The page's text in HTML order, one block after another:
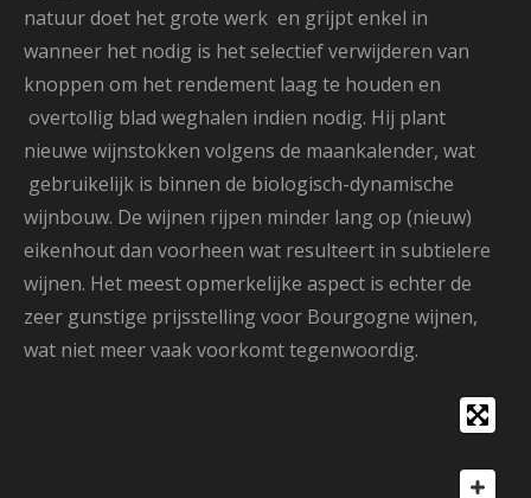
natuur doet het grote werk en grijpt enkel in
wanneer het nodig is het selectief verwijderen van
knoppen om het rendement laag te houden en
overtollig blad weghalen indien nodig. Hij plant
nieuwe wijnstokken volgens de maankalender, wat
gebruikelijk is binnen de biologisch-dynamische
wijnbouw. De wijnen rijpen minder lang op (nieuw)
eikenhout dan voorheen wat resulteert in subtielere
wijnen. Het meest opmerkelijke aspect is echter de
zeer gunstige prijsstelling voor Bourgogne wijnen,
wat niet meer vaak voorkomt tegenwoordig.